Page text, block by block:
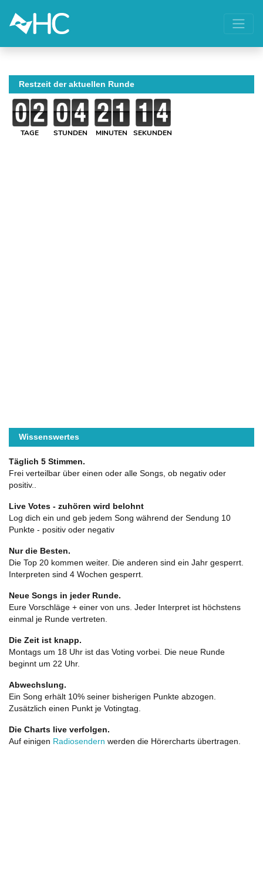
Restzeit der aktuellen Runde
TAGE STUNDEN MINUTEN SEKUNDEN
Wissenswertes
Täglich 5 Stimmen.
Frei verteilbar über einen oder alle Songs, ob negativ oder
positiv..
Live Votes - zuhören wird belohnt
Log dich ein und geb jedem Song während der Sendung 10
Punkte - positiv oder negativ
Nur die Besten.
Die Top 20 kommen weiter. Die anderen sind ein Jahr gesperrt.
Interpreten sind 4 Wochen gesperrt.
Neue Songs in jeder Runde.
Eure Vorschläge + einer von uns. Jeder Interpret ist höchstens
einmal je Runde vertreten.
Die Zeit ist knapp.
Montags um 18 Uhr ist das Voting vorbei. Die neue Runde
beginnt um 22 Uhr.
Abwechslung.
Ein Song erhält 10% seiner bisherigen Punkte abzogen.
Zusätzlich einen Punkt je Votingtag.
Die Charts live verfolgen.
Auf einigen Radiosendern werden die Hörercharts übertragen.